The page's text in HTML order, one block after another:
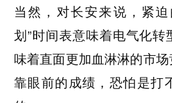
当然，对长安来说，紧
划”时间表意味着电气化转
味着直面更加血淋淋的市
靠眼前的成绩，恐怕是打